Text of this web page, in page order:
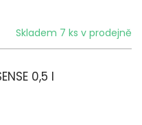
Skladem 7 ks v prodejně
0,5 l